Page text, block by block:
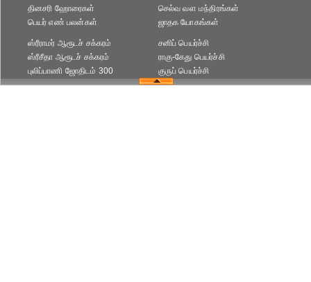
தினசரி ஹோரைகள்
பெயர் எண் பலன்கள்
செல்வ வள மந்திரங்கள்
ஜாதக யோகங்கள்
ஸ்ரீராமர் ஆரூடச் சக்கரம்
ஸ்ரீசீதா ஆரூடச் சக்கரம்
புலிப்பாணி ஜோதிடம் 300
சனிப் பெயர்ச்சி
ராகு-கேது பெயர்ச்சி
குருப் பெயர்ச்சி